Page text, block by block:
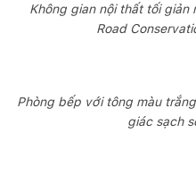
Không gian nội thất tối giản
Road
Phòng bếp với tông màu
giác sạch